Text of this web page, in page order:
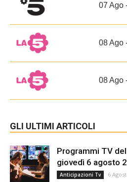
07 Ago
08 Ago
08 Ago
GLI ULTIMI ARTICOLI
Programmi TV
giovedì 6 agosto
Anticipazioni Tv 6